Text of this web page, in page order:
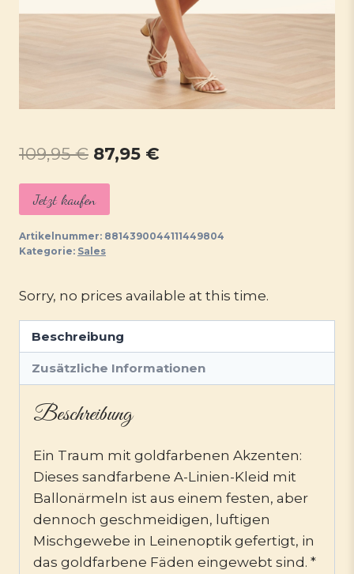
109,95€ Ursprünglicher
Preis
war:
109,95 €
87,95 €
87,95 €.
Jetzt kaufen
Artikelnummer: 8814390044111449804
Kategorie: Sales
Sorry, no prices available at this time.
Beschreibung
Zusätzliche Informationen
Beschreibung
Ein Traum mit goldfarbenen Akzenten:
Dieses sandfarbene A-Linien-Kleid mit
Ballonärmeln ist aus einem festen, aber
dennoch geschmeidigen, luftigen
Mischgewebe in Leinenoptik gefertigt, in
das goldfarbene Fäden eingewebt sind. *